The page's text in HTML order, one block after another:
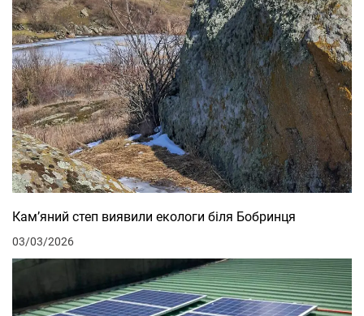
Кам’яний степ виявили екологи біля Бобринця
03/03/2026